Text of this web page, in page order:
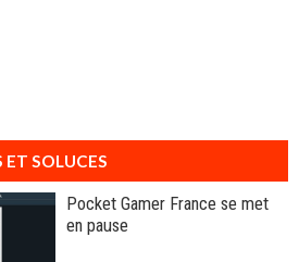
ET SOLUCES
Pocket Gamer France se met
en pause